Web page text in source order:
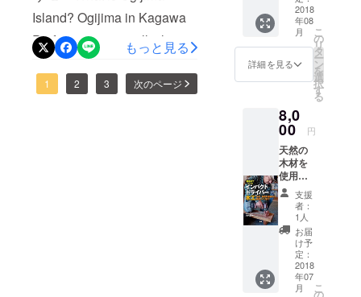
繕することで長生きするも
のだと思います。 この家を
私は、一生をかけて守りま
す。 皆様のお気持ちと共に
大事にさせていただきま
かもしれないと思っていた
クラウドファンディング。
でも、ご縁を頂いて良かっ
た。 いつもお世話になって
ングについてもご紹介くだ
さっていました。 ヒルペコ
さんは、とても温かいみな
さんでしたが、本当に画面
思います。 毎日がスター
ト。 あと、１週間。クラウ
ドファンディングの最後の
日まで、いや、命の最後の
Island? Ogijima in Kagawa
Prefecture is a small island
with a 5km circumference.
Ferries from Takamatsu Port
もっと見る
1 2 3 次のページ
つまり
家庭用
です。
昔なが
らの
しょっ
ぱくて
い梅干
しで
す。
2018
年08
月
詳細を見る
こ
の
リ
タ
ー
ン
を
選
択
す
る
8,0
00 円
天然の
木材を
使用
し、道
具を
使って
物作り
するこ
とを通
して、
自然を
生かし
支援
者：
1人
お届
け予
定：
2018
年07
月
こ
の